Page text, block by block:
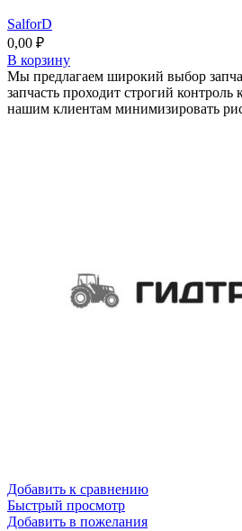
SalforD
0,00 ₽
В корзину
Мы предлагаем широкий выбор
запчасть проходит строгий контроль
нашим клиентам минимизировать
Добавить к сравнению
Быстрый просмотр
Добавить в пожелания